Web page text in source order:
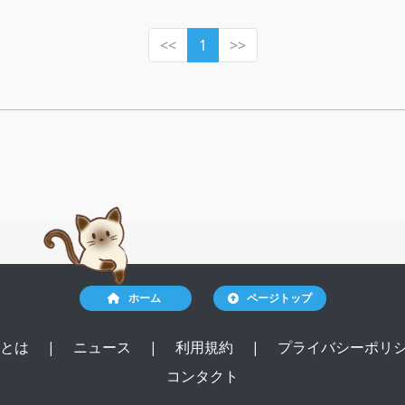
<< 1 >>
ホーム ページトップ
は | ニュース | 利用規約 |
プライバシーポリ
コンタクト